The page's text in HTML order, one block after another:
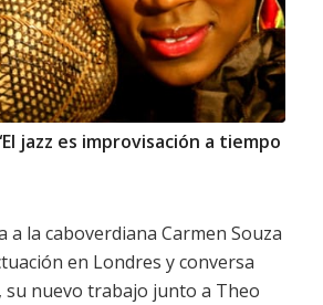
jazz es improvisación a tiempo
la caboverdiana Carmen Souza
en Londres y conversa
su nuevo trabajo junto a Theo